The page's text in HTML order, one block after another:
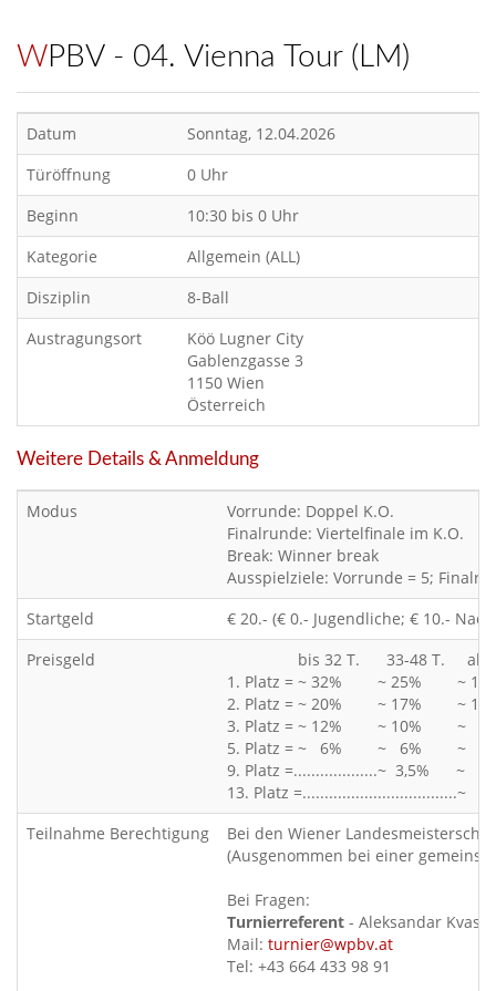
WPBV - 04. Vienna Tour (LM)
Datum
Sonntag, 12.04.2026
Türöffnung
0 Uhr
Beginn
10:30 bis 0 Uhr
Kategorie
Allgemein (ALL)
Disziplin
8-Ball
Austragungsort
Köö Lugner City
Gablenzgasse 3
1150 Wien
Österreich
Weitere Details & Anmeldung
Modus
Vorrunde: Doppel K.O.
Finalrunde: Viertelfinale im K.O.
Break: Winner break
Ausspielziele: Vorrunde = 5;
Startgeld
€ 20.- (€ 0.- Jugendliche; € 10.-
Preisgeld
bis 32 T. 33-48 T. ab
1. Platz = ~ 32% ~ 25% ~
2. Platz = ~ 20% ~ 17% ~
3. Platz = ~ 12% ~ 10% ~
5. Platz = ~ 6% ~ 6% ~
9. Platz =...................~ 3,5% ~
13. Platz =...................................~
Teilnahme Berechtigung
Bei den Wiener
(Ausgenommen bei einer
Bei Fragen:
Turnierreferent - Aleksandar Kvas
Mail: turnier@wpbv.at
Tel: +43 664 433 98 91